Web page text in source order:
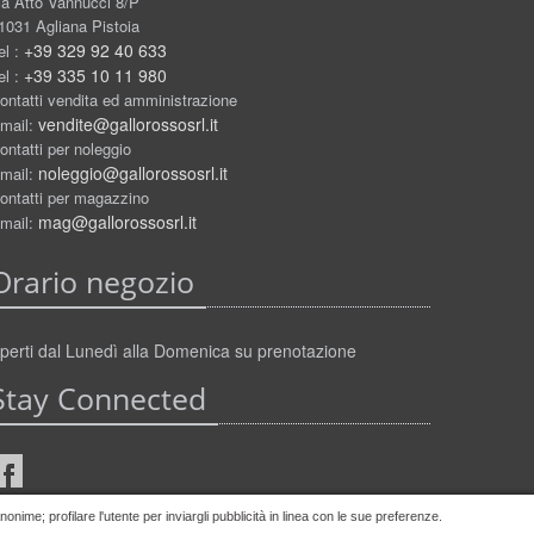
profilare l'utente per inviargli pubblicità in linea con le sue preferenze.
Agliana Pistoia
: +39 329 92 40 633
: +39 335 10 11 980
vendita ed amministrazione
vendite@gallorossosrl.it
per noleggio
noleggio@gallorossosrl.it
per magazzino
mag@gallorossosrl.it
negozio
dal Lunedì alla Domenica su prenotazione
Connected